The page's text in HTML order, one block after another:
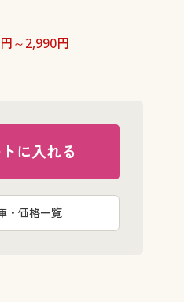
～2,990円
に入れる
・価格一覧